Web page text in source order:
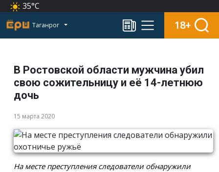
35°C
Таганрог 18+
В Ростовской области мужчина убил
свою сожительницу и её 14-летнюю
дочь
15 марта 2020
На месте преступления следователи обнаружили